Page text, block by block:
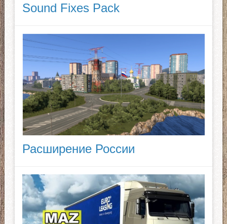
Sound Fixes Pack
Расширение России